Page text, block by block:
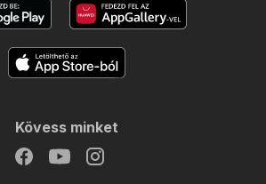
Kövess minket